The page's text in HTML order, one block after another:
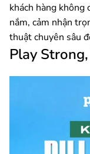
khách hàng không
nắm, cảm nhận
thuật chuyên sâu
Play